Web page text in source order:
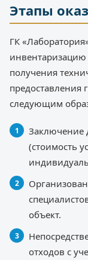
Этапы
ГК
инвентаризацию
получения
предоставления
следующим
Заключение
(стоимость
объект.
отходов с